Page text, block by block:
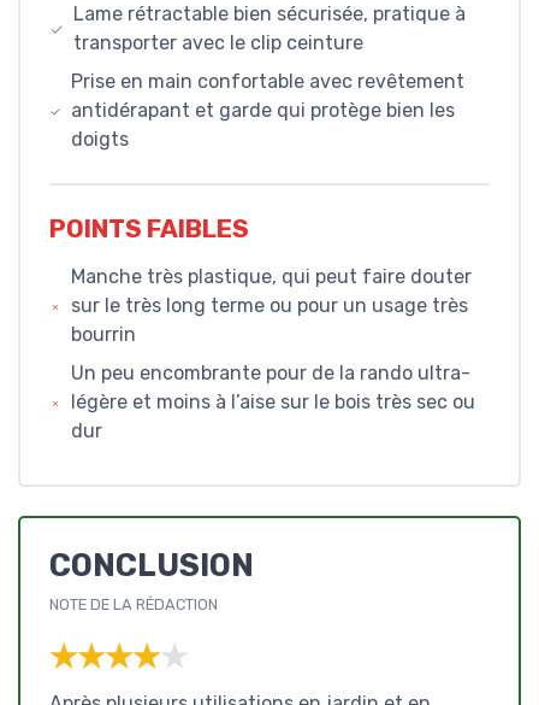
Lame rétractable bien sécurisée, pratique à
transporter avec le clip ceinture
Prise en main confortable avec revêtement
antidérapant et garde qui protège bien les
doigts
POINTS FAIBLES
Manche très plastique, qui peut faire douter
sur le très long terme ou pour un usage très
bourrin
Un peu encombrante pour de la rando ultra-
légère et moins à l’aise sur le bois très sec ou
dur
CONCLUSION
NOTE DE LA RÉDACTION
★★★★★
★★★★★